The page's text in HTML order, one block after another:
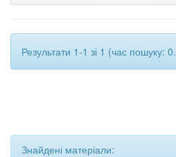
Результати 1-1 зі 1 (час пошуку:
Знайдені матеріали: